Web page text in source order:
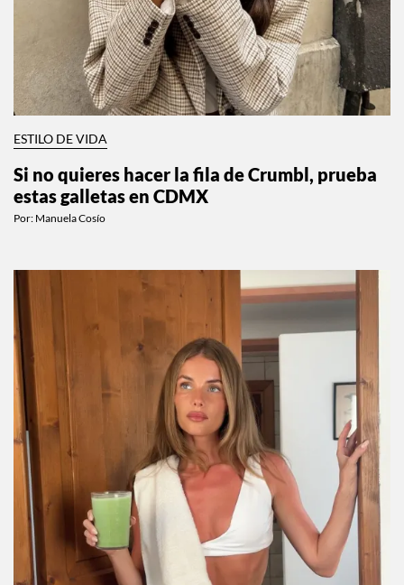
ESTILO DE VIDA
Si no quieres hacer la fila de Crumbl, prueba
estas galletas en CDMX
Por: Manuela Cosío